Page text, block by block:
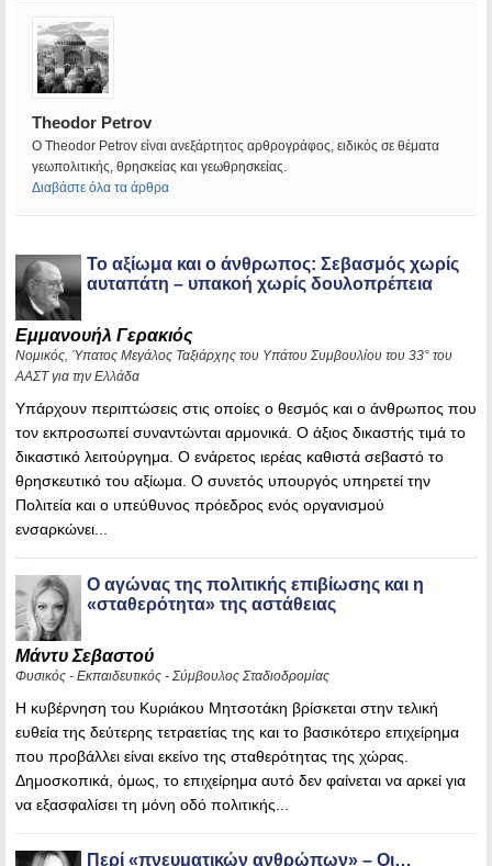
Theodor Petrov
Ο Theodor Petrov είναι ανεξάρτητος αρθρογράφος, ειδικός σε θέματα
γεωπολιτικής, θρησκείας και γεωθρησκείας.
Διαβάστε όλα τα άρθρα
Το αξίωμα και ο άνθρωπος: Σεβασμός χωρίς
αυταπάτη – υπακοή χωρίς δουλοπρέπεια
Εμμανουήλ Γερακιός
Νομικός, Ύπατος Μεγάλος Ταξιάρχης του Υπάτου Συμβουλίου του 33° του
ΑΑΣΤ για την Ελλάδα
Υπάρχουν περιπτώσεις στις οποίες ο θεσμός και ο άνθρωπος που
τον εκπροσωπεί συναντώνται αρμονικά. Ο άξιος δικαστής τιμά το
δικαστικό λειτούργημα. Ο ενάρετος ιερέας καθιστά σεβαστό το
θρησκευτικό του αξίωμα. Ο συνετός υπουργός υπηρετεί την
Πολιτεία και ο υπεύθυνος πρόεδρος ενός οργανισμού
ενσαρκώνει...
Ο αγώνας της πολιτικής επιβίωσης και η
«σταθερότητα» της αστάθειας
Μάντυ Σεβαστού
Φυσικός - Εκπαιδευτικός - Σύμβουλος Σταδιοδρομίας
Η κυβέρνηση του Κυριάκου Μητσοτάκη βρίσκεται στην τελική
ευθεία της δεύτερης τετραετίας της και το βασικότερο επιχείρημα
που προβάλλει είναι εκείνο της σταθερότητας της χώρας.
Δημοσκοπικά, όμως, το επιχείρημα αυτό δεν φαίνεται να αρκεί για
να εξασφαλίσει τη μόνη οδό πολιτικής...
Περί «πνευματικών ανθρώπων» – Οι…